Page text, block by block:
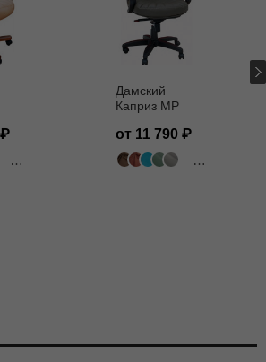
502 цвета
Дамский
Каприз MP
от 11 790
502 цвета